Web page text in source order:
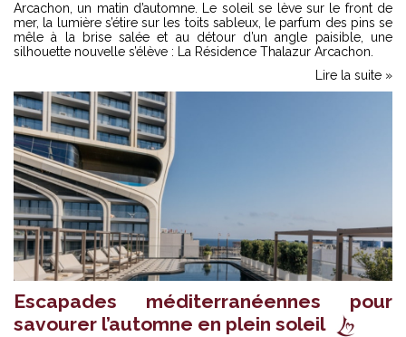
Arcachon, un matin d’automne. Le soleil se lève sur le front de
mer, la lumière s’étire sur les toits sableux, le parfum des pins se
mêle à la brise salée et au détour d’un angle paisible, une
silhouette nouvelle s’élève : La Résidence Thalazur Arcachon.
Lire la suite »
Escapades méditerranéennes pour
savourer l’automne en plein soleil